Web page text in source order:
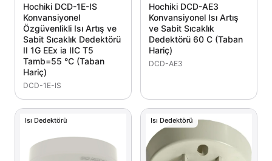
Hochiki DCD-1E-IS
Konvansiyonel
Özgüvenlikli Isı Artış ve
Sabit Sıcaklık Dedektörü
II 1G EEx ia IIC T5
Tamb=55 °C (Taban
Hariç)
DCD-1E-IS
Hochiki DCD-AE3
Konvansiyonel Isı Artış
ve Sabit Sıcaklık
Dedektörü 60 C (Taban
Hariç)
DCD-AE3
Isı Dedektörü Isı Dedektörü